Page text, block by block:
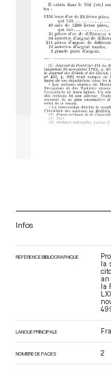
Infos
RÉFÉRENCE BIBLIOGRAPHIQUE
la
an
la
LANGUE PRINCIPALE
NOMBRE DE PAGES 2